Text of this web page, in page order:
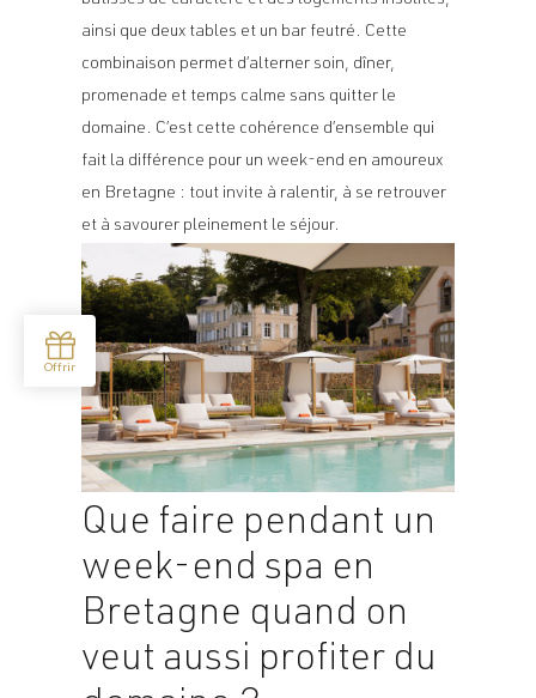
ainsi que deux tables et un bar feutré. Cette
combinaison permet d’alterner soin, dîner,
promenade et temps calme sans quitter le
domaine. C’est cette cohérence d’ensemble qui
fait la différence pour un week-end en amoureux
en Bretagne : tout invite à ralentir, à se retrouver
et à savourer pleinement le séjour.
Que faire pendant un
week-end spa en
Bretagne quand on
veut aussi profiter du